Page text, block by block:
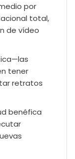
por
total,
de vídeo
tener
retratos
benéfica